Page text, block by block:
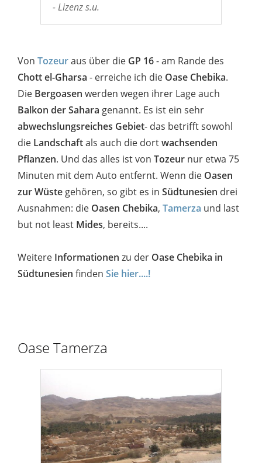
- Lizenz s.u.
Von Tozeuraus über die GP 16- am Rande des
Chott el-Gharsa - erreiche ich die Oase Chebika.
Die Bergoasen werden wegen ihrer Lage auch
Balkon der Sahara genannt. Es ist ein sehr
abwechslungsreiches Gebiet- das betrifft sowohl
die Landschaftals auch die dortwachsenden
Pflanzen. Und das alles ist von Tozeur nur etwa 75
Minuten mit dem Auto entfernt. Wenn die Oasen
zur Wüste gehören, so gibt es in Südtunesien drei
Ausnahmen: die Oasen Chebika, Tamerza und last
but not least Mides, bereits....
Weitere Informationen zu der Oase Chebika in
Südtunesien finden Sie hier....!
Oase Tamerza